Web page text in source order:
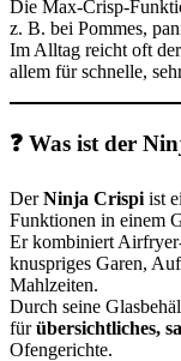
Die Max-Crisp-
z. B. bei Pommes,
Im Alltag reicht oft
allem für schnelle,
❓ Was ist der
DerNinja Crispi ist
Funktionen in einem
Er kombiniert
knuspriges Garen,
Mahlzeiten.
Durch seine
fürübersichtliches,
Ofengerichte.